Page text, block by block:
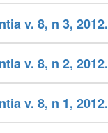
v. 8, n 3, 2012.
v. 8, n 2, 2012.
v. 8, n 1, 2012.